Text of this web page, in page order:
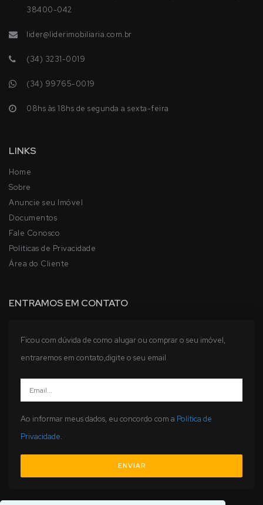
38400-042
lider@liderimobiliaria.com.br
(34) 3231-0019
(34) 99765-0019
08hs às 18hs de segunda a sexta-feira
LINKS
Home
Sobre
Anuncie seu Imóvel
Documentos
Fale Conosco
Politicas de Privacidade
Área do Cliente
ENTRAMOS EM CONTATO
Ficou com dúvida de como alugar ou comprar o seu imóvel,
entraremos em contato,digite o seu email
Ao informar meus dados, eu concordo com a Política de
Privacidade.
ENVIAR